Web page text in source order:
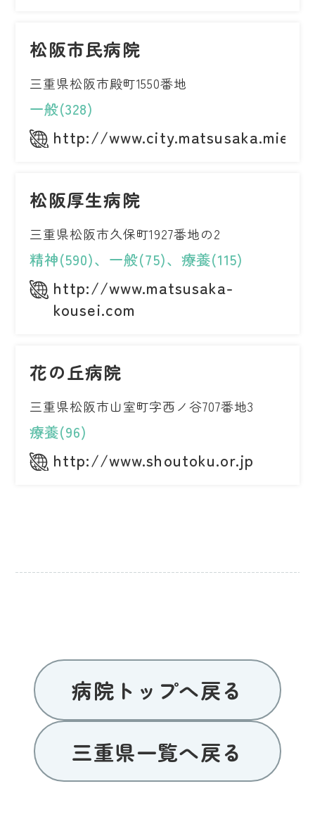
松阪市民病院
三重県松阪市殿町1550番地
一般(328)
http://
松阪厚生病院
三重県松阪市久保町1927番地の2
精神(590)、一般(75)、療養(115)
http://www.matsusaka-
kousei.com
花の丘病院
三重県松阪市山室町字西ノ谷707番地3
療養(96)
http://www.shoutoku.or.jp
病院トップへ戻る
三重県一覧へ戻る